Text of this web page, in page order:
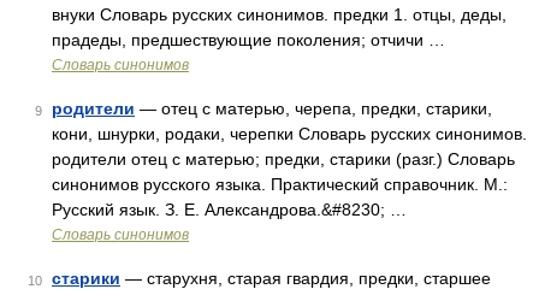
внуки Словарь русских синонимов. предки 1. отцы, деды,
прадеды, предшествующие поколения; отчичи …
Словарь синонимов
9 родители — отец с матерью, черепа, предки, старики,
кони, шнурки, родаки, черепки Словарь русских синонимов.
родители отец с матерью; предки, старики (разг.) Словарь
синонимов русского языка. Практический справочник. М.:
Русский язык. З. Е. Александрова.&#8230; …
Словарь синонимов
10 старики — старухня, старая гвардия, предки, старшее